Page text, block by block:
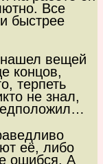
Все
быстрее
вещей
концов,
терпеть
не знал,
её, либо
ошибся. А